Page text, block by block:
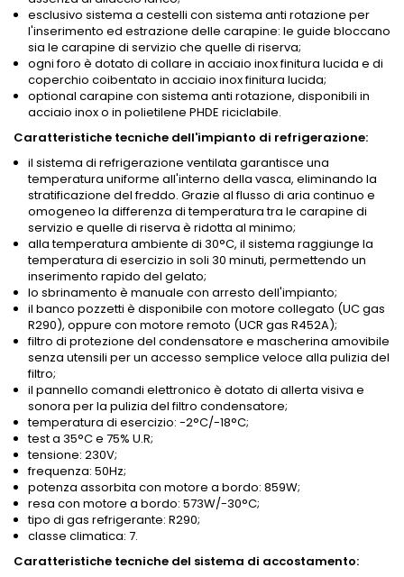
esclusivo sistema a cestelli con sistema anti rotazione per
l'inserimento ed estrazione delle carapine: le guide bloccano
sia le carapine di servizio che quelle di riserva;
ogni foro è dotato di collare in acciaio inox finitura lucida e di
coperchio coibentato in acciaio inox finitura lucida;
optional carapine con sistema anti rotazione, disponibili in
acciaio inox o in polietilene PHDE riciclabile.
Caratteristiche tecniche dell'impianto di refrigerazione:
il sistema di refrigerazione ventilata garantisce una
temperatura uniforme all'interno della vasca, eliminando la
stratificazione del freddo. Grazie al flusso di aria continuo e
omogeneo la differenza di temperatura tra le carapine di
servizio e quelle di riserva è ridotta al minimo;
alla temperatura ambiente di 30°C, il sistema raggiunge la
temperatura di esercizio in soli 30 minuti, permettendo un
inserimento rapido del gelato;
lo sbrinamento è manuale con arresto dell'impianto;
il banco pozzetti è disponibile con motore collegato (UC gas
R290), oppure con motore remoto (UCR gas R452A);
filtro di protezione del condensatore e mascherina amovibile
senza utensili per un accesso semplice veloce alla pulizia del
filtro;
il pannello comandi elettronico è dotato di allerta visiva e
sonora per la pulizia del filtro condensatore;
temperatura di esercizio: -2°C/-18°C;
test a 35°C e 75% U.R;
tensione: 230V;
frequenza: 50Hz;
potenza assorbita con motore a bordo: 859W;
resa con motore a bordo: 573W/-30°C;
tipo di gas refrigerante: R290;
classe climatica: 7.
Caratteristiche tecniche del sistema di accostamento: